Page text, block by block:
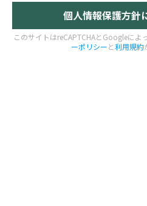
このサイトはreCAPTCHAとGoogleによ
ーポリシーと利用規約